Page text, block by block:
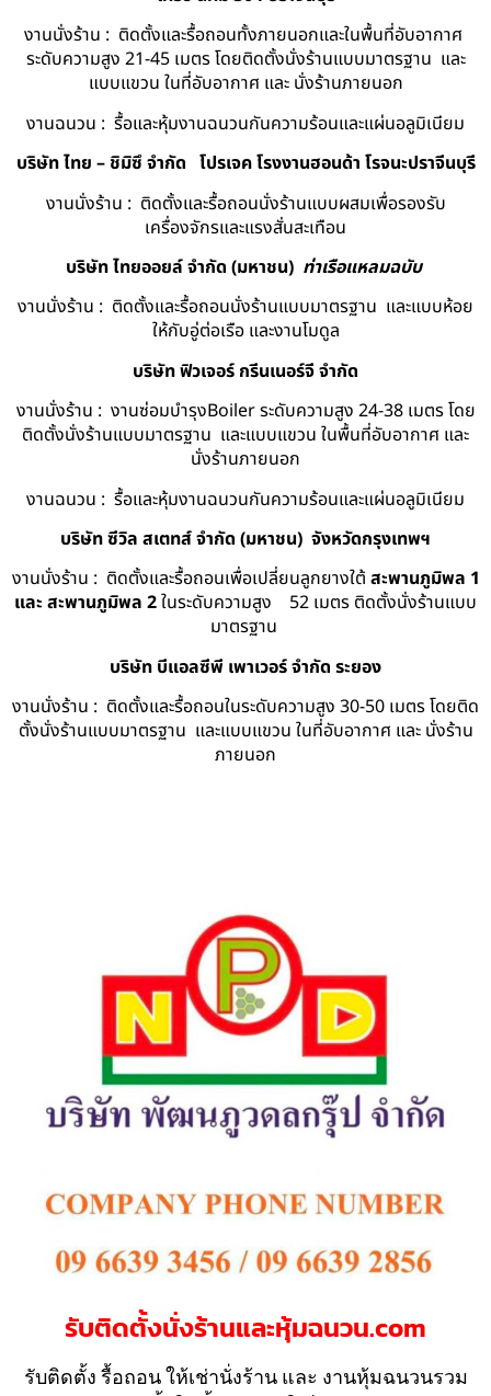
งานนั่งร้าน : ติดตั้งและรื้อถอนทั้งภายนอกและในพื้นที่อับอากาศ
ระดับความสูง 21-45 เมตร โดยติดตั้งนั่งร้านแบบมาตรฐาน และ
แบบแขวน ในที่อับอากาศ และ นั่งร้านภายนอก
งานฉนวน : รื้อและหุ้มงานฉนวนกันความร้อนและแผ่นอลูมิเนียม
บริษัท ไทย – ชิมิซึ จำกัด โปรเจค โรงงานฮอนด้า โรจนะปราจีนบุรี
งานนั่งร้าน : ติดตั้งและรื้อถอนนั่งร้านแบบผสมเพื่อรองรับ
เครื่องจักรและแรงสั่นสะเทือน
บริษัท ไทยออยล์ จํากัด (มหาชน) ท่าเรือแหลมฉบับ
งานนั่งร้าน : ติดตั้งและรื้อถอนนั่งร้านแบบมาตรฐาน และแบบห้อย
ให้กับอู่ต่อเรือ และงานโมดูล
บริษัท ฟิวเจอร์ กรีนเนอร์จี จำกัด
งานนั่งร้าน : งานซ่อมบำรุงBoiler ระดับความสูง 24-38 เมตร โดย
ติดตั้งนั่งร้านแบบมาตรฐาน และแบบแขวน ในพื้นที่อับอากาศ และ
นั่งร้านภายนอก
งานฉนวน : รื้อและหุ้มงานฉนวนกันความร้อนและแผ่นอลูมิเนียม
บริษัท ซีวิล สเตทส์ จำกัด (มหาชน) จังหวัดกรุงเทพฯ
งานนั่งร้าน : ติดตั้งและรื้อถอนเพื่อเปลี่ยนลูกยางใต้ สะพานภูมิพล 1
และ สะพานภูมิพล 2ในระดับความสูง 52 เมตร ติดตั้งนั่งร้านแบบ
มาตรฐาน
บริษัท บีแอลซีพี เพาเวอร์ จำกัด ระยอง
งานนั่งร้าน : ติดตั้งและรื้อถอนในระดับความสูง 30-50 เมตร โดยติด
ตั้งนั่งร้านแบบมาตรฐาน และแบบแขวน ในที่อับอากาศ และ นั่งร้าน
ภายนอก
รับติดตั้งนั่งร้านและหุ้มฉนวน.com
รับติดตั้ง รื้อถอน ให้เช่านั่งร้าน และ งานหุ้มฉนวนรวม